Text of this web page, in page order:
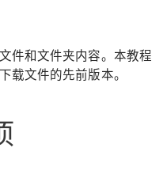
件和文件夹内容。本教程
载文件的先前版本。